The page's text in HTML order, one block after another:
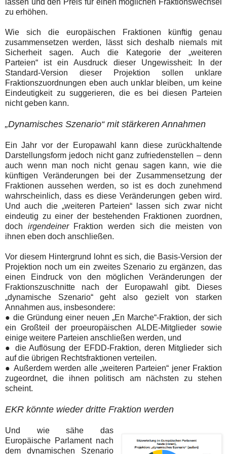
zu erhöhen.
Wie sich die europäischen Fraktionen künftig genau
zusammensetzen werden, lässt sich deshalb niemals mit
Sicherheit sagen. Auch die Kategorie der „weiteren
Parteien“ ist ein Ausdruck dieser Ungewissheit: In der
Standard-Version dieser Projektion sollen unklare
Fraktionszuordnungen eben auch unklar bleiben, um keine
Eindeutigkeit zu suggerieren, die es bei diesen Parteien
nicht geben kann.
„Dynamisches Szenario“ mit stärkeren Annahmen
Ein Jahr vor der Europawahl kann diese zurückhaltende
Darstellungsform jedoch nicht ganz zufriedenstellen – denn
auch wenn man noch nicht genau sagen kann, wie die
künftigen Veränderungen bei der Zusammensetzung der
Fraktionen aussehen werden, so ist es doch zunehmend
wahrscheinlich, dass es diese Veränderungen geben wird.
Und auch die „weiteren Parteien“ lassen sich zwar nicht
eindeutig zu einer der bestehenden Fraktionen zuordnen,
doch irgendeiner Fraktion werden sich die meisten von
ihnen eben doch anschließen.
Vor diesem Hintergrund lohnt es sich, die Basis-Version der
Projektion noch um ein zweites Szenario zu ergänzen, das
einen Eindruck von den möglichen Veränderungen der
Fraktionszuschnitte nach der Europawahl gibt. Dieses
„dynamische Szenario“ geht also gezielt von starken
Annahmen aus, insbesondere:
● die Gründung einer neuen „En Marche“-Fraktion, der sich
ein Großteil der proeuropäischen ALDE-Mitglieder sowie
einige weitere Parteien anschließen werden, und
● die Auflösung der EFDD-Fraktion, deren Mitglieder sich
auf die übrigen Rechtsfraktionen verteilen.
● Außerdem werden alle „weiteren Parteien“ jener Fraktion
zugeordnet, die ihnen politisch am nächsten zu stehen
scheint.
EKR könnte wieder dritte Fraktion werden
Und wie sähe das
Europäische Parlament nach
dem dynamischen Szenario